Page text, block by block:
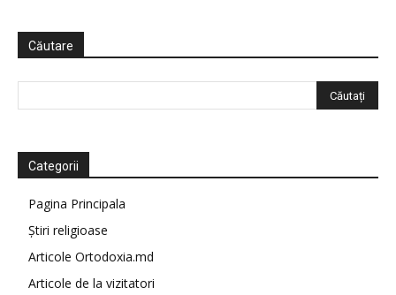
Căutare
Categorii
Pagina Principala
Știri religioase
Articole Ortodoxia.md
Articole de la vizitatori